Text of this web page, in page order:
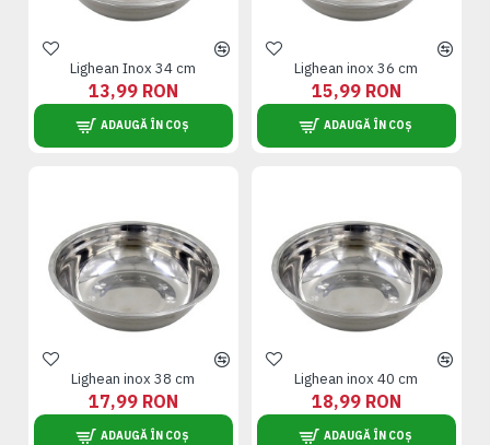
Lighean Inox 34 cm
13,99 RON
ADAUGĂ ÎN COȘ
Lighean inox 36 cm
15,99 RON
ADAUGĂ ÎN COȘ
Lighean inox 38 cm
17,99 RON
ADAUGĂ ÎN COȘ
Lighean inox 40 cm
18,99 RON
ADAUGĂ ÎN COȘ